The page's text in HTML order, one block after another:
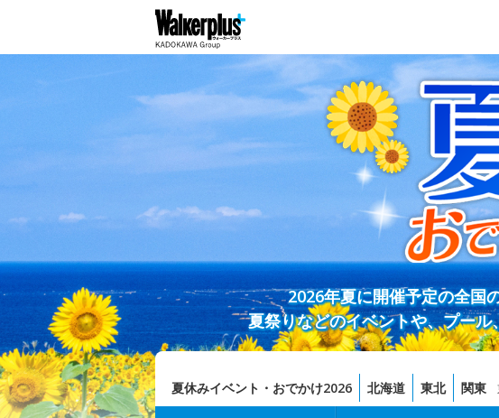
2026年夏に開催予定の全国
夏祭りなどのイベントや、プー
夏休みイベント・おでかけ2026 北海道 東北 関東